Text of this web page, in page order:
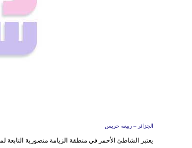
الجزائر – ربيعة خريس
يعتبر الشاطئ الأحمر في منطقة الزيامة منصورية